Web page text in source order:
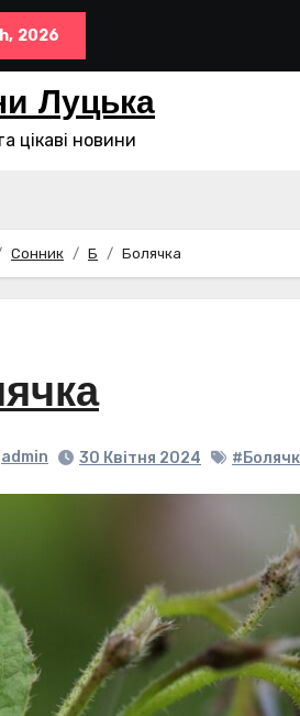
2026
Луцька
цікаві новини
Сонник Б Болячка
admin 30 Квітня 2024